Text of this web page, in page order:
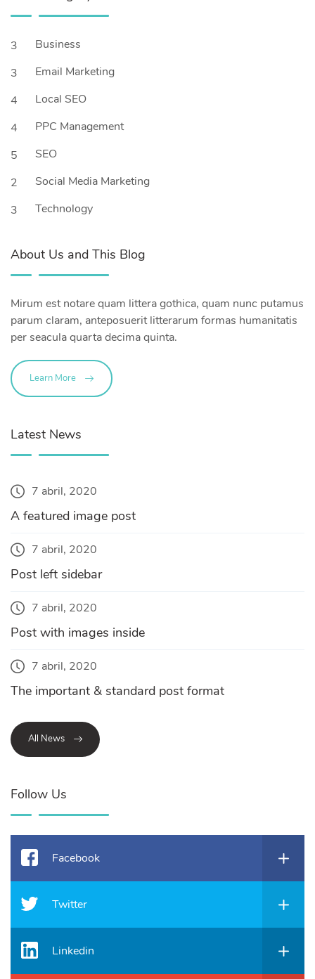
3
Business
3
Email Marketing
4
Local SEO
4
PPC Management
5
SEO
2
Social Media Marketing
3
Technology
About Us and This Blog
Mirum est notare quam littera gothica, quam nunc putamus
parum claram, anteposuerit litterarum formas humanitatis
per seacula quarta decima quinta.
Learn More
Latest News
7 abril, 2020
A featured image post
7 abril, 2020
Post left sidebar
7 abril, 2020
Post with images inside
7 abril, 2020
The important & standard post format
All News
Follow Us
Facebook
Twitter
Linkedin